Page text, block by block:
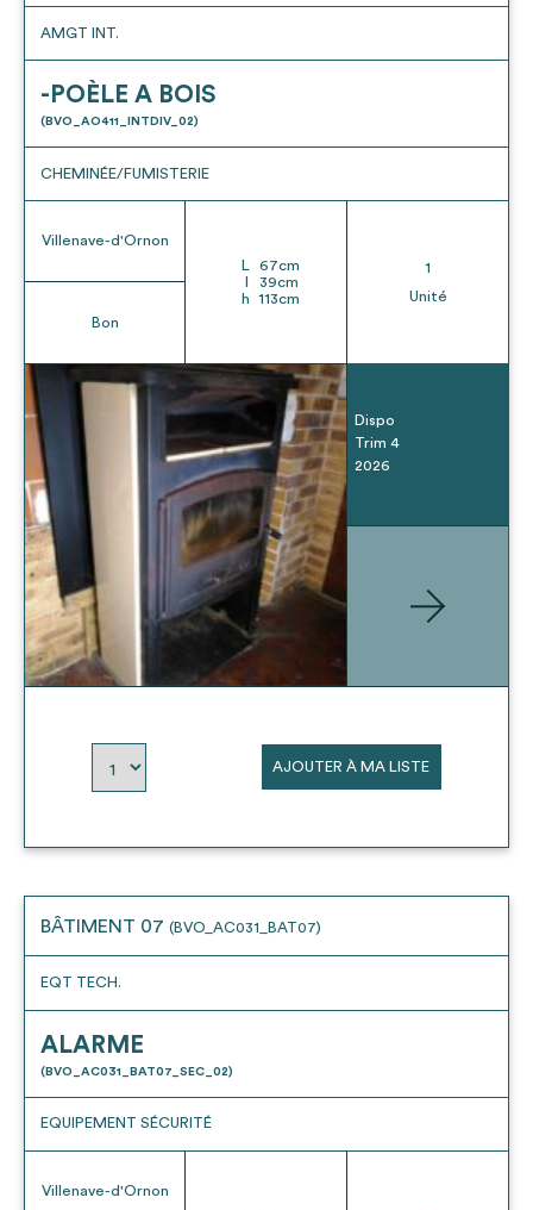
AMGT INT.
-POÈLE A BOIS
(BVO_AO411_INTDIV_02)
CHEMINÉE/FUMISTERIE
Villenave-d'Ornon
Bon
L 67cm
39cm
h
113cm
1
Unité
Dispo
Trim 4
2026
AJOUTER À MA LISTE
BÂTIMENT 07 (BVO_AC031_BAT07)
EQT TECH.
ALARME
(BVO_AC031_BAT07_SEC_02)
EQUIPEMENT SÉCURITÉ
Villenave-d'Ornon